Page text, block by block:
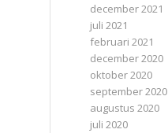
december 2021
juli 2021
februari 2021
december 2020
oktober 2020
september 2020
augustus 2020
juli 2020